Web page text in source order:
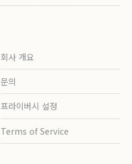
회사 개요
문의
프라이버시 설정
Terms of Service